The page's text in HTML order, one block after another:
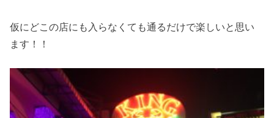
仮にどこの店にも入らなくても通るだけで楽しいと思い
ます！！